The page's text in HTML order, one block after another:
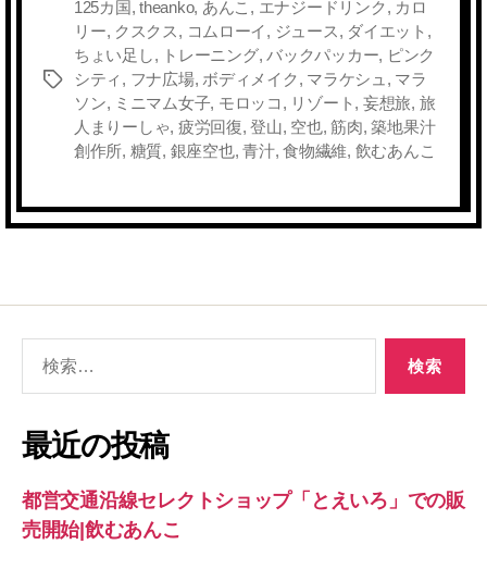
タ
125カ国 ,theanko, あんこ , エナジードリンク , カロ
リー, クスクス, コムローイ, ジュース, ダイエット ,
ちょい足し, トレーニング,バックパッカー, ピンク
シティ , フナ広場,ボディメイク , マラケシュ, マラ
ソン, ミニマム女子, モロッコ , リゾート , 妄想旅, 旅
人まりーしゃ, 疲労回復,登山, 空也, 筋肉,築地果汁
創作所, 糖質, 銀座空也,青汁,食物繊維, 飲むあんこ
象:
最近の投稿
都営交通沿線セレクトショップ「とえいろ」での販
売開始|飲むあんこ